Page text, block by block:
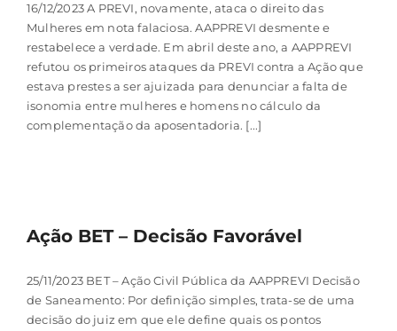
16/12/2023 A PREVI, novamente, ataca o direito das
Mulheres em nota falaciosa. AAPPREVI desmente e
restabelece a verdade. Em abril deste ano, a AAPPREVI
refutou os primeiros ataques da PREVI contra a Ação que
estava prestes a ser ajuizada para denunciar a falta de
isonomia entre mulheres e homens no cálculo da
complementação da aposentadoria. [...]
Ação BET – Decisão Favorável
25/11/2023 BET – Ação Civil Pública da AAPPREVI Decisão
de Saneamento: Por definição simples, trata-se de uma
decisão do juiz em que ele define quais os pontos